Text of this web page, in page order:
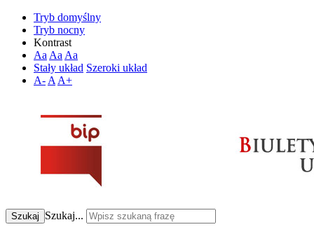
Tryb domyślny
Tryb nocny
Kontrast
Aa Aa Aa
Stały układ Szeroki układ
A- A A+
Szukaj Szukaj...